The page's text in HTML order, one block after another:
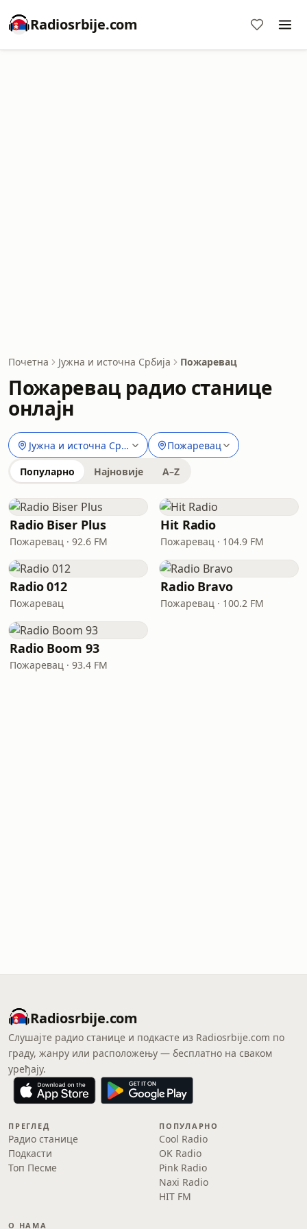
Radiosrbije.com
Почетна Јужна и источна Србија Пожаревац
Пожаревац радио станице
онлајн
Јужна и источна Србија Пожаревац
Популарно Најновије A–Z
Radio Biser Plus
Пожаревац · 92.6 FM
Hit Radio
Пожаревац · 104.9 FM
Radio 012
Пожаревац
Radio Bravo
Пожаревац · 100.2 FM
Radio Boom 93
Пожаревац · 93.4 FM
Radiosrbije.com
Слушајте радио станице и подкасте из Radiosrbije.com по
граду, жанру или расположењу — бесплатно на сваком
уређају.
ПРЕГЛЕД
Радио станице
Подкасти
Топ Песме
ПОПУЛАРНО
Cool Radio
OK Radio
Pink Radio
Naxi Radio
HIT FM
О НАМА